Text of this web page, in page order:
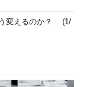
う変えるのか？ (1/